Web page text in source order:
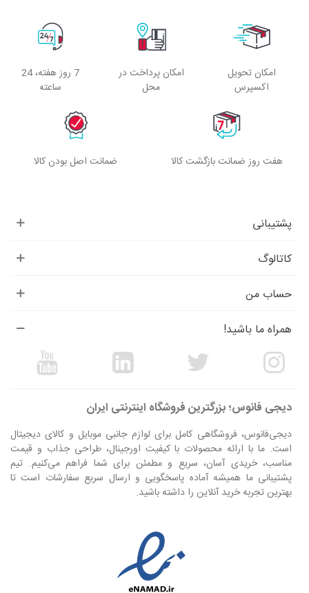
امکان تحویل
اکسپرس
امکان پرداخت در
محل
7 روز هفته، 24
ساعته
هفت روز ضمانت بازگشت کالا ضمانت اصل بودن کالا
پشتیبانی
کاتالوگ
حساب من
همراه ما باشید!
دیجی فانوس؛ بزرگترین فروشگاه اینترنتی ایران
دیجی‌فانوس، فروشگاهی کامل برای لوازم جانبی موبایل و کالای دیجیتال
است. ما با ارائه محصولات با کیفیت اورجینال، طراحی جذاب و قیمت
مناسب، خریدی آسان، سریع و مطمئن برای شما فراهم می‌کنیم. تیم
پشتیبانی ما همیشه آماده پاسخگویی و ارسال سریع سفارشات است تا
بهترین تجربه خرید آنلاین را داشته باشید.